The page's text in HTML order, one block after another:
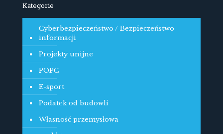
Kategorie
Cyberbezpieczeństwo / Bezpieczeństwo
informacji
Projekty unijne
POPC
E-sport
Podatek od budowli
Własność przemysłowa